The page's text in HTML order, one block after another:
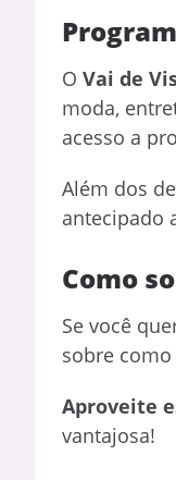
O Vai de
moda,
acesso a
Além dos
antecipado
Como
Se você
sobre
Aproveite
vantajosa!